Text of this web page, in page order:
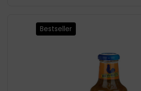
Bestseller